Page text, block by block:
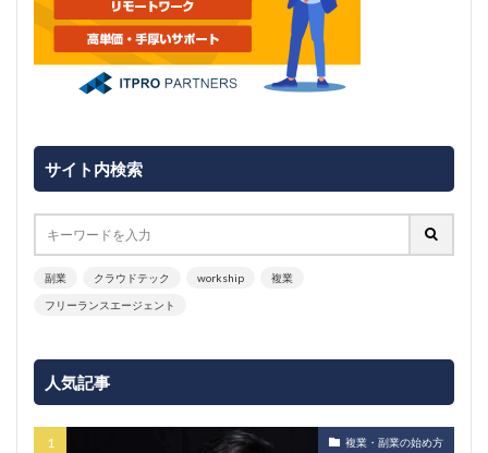
サイト内検索
副業 クラウドテック workship 複業
フリーランスエージェント
人気記事
複業・副業の始め方